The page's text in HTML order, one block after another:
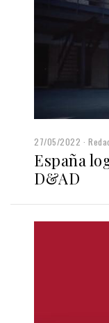
27/05/2022
España
D&AD